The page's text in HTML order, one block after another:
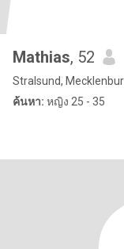
Mathias, 52
Stralsund,
ค้นหา: หญิง 25 - 35